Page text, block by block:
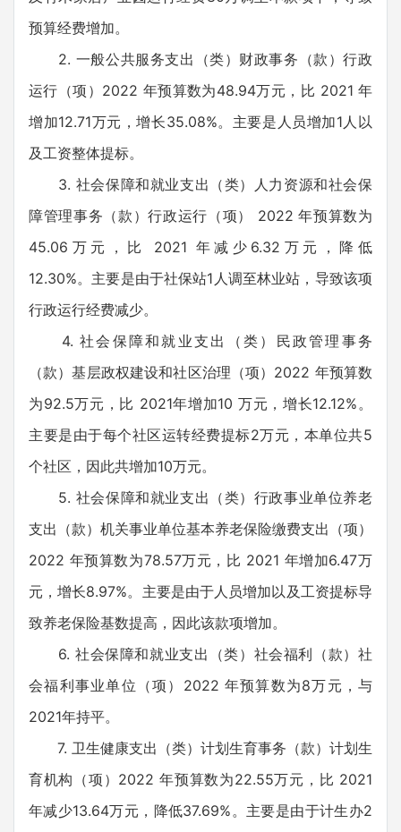
预算经费增加。
2. 一般公共服务支出（类）财政事务（款）行政
运行（项）2022 年预算数为48.94万元，比 2021 年
增加12.71万元，增长35.08%。主要是人员增加1人以
及工资整体提标。
3. 社会保障和就业支出（类）人力资源和社会保
障管理事务（款）行政运行（项） 2022 年预算数为
45.06万元，比 2021 年减少6.32万元，降低
12.30%。主要是由于社保站1人调至林业站，导致该项
行政运行经费减少。
4. 社会保障和就业支出（类）民政管理事务
（款）基层政权建设和社区治理（项）2022 年预算数
为92.5万元，比 2021年增加10 万元，增长12.12%。
主要是由于每个社区运转经费提标2万元，本单位共5
个社区，因此共增加10万元。
5. 社会保障和就业支出（类）行政事业单位养老
支出（款）机关事业单位基本养老保险缴费支出（项）
2022 年预算数为78.57万元，比 2021 年增加6.47万
元，增长8.97%。主要是由于人员增加以及工资提标导
致养老保险基数提高，因此该款项增加。
6. 社会保障和就业支出（类）社会福利（款）社
会福利事业单位（项）2022 年预算数为8万元，与
2021年持平。
7. 卫生健康支出（类）计划生育事务（款）计划生
育机构（项）2022 年预算数为22.55万元，比 2021
年减少13.64万元，降低37.69%。主要是由于计生办2